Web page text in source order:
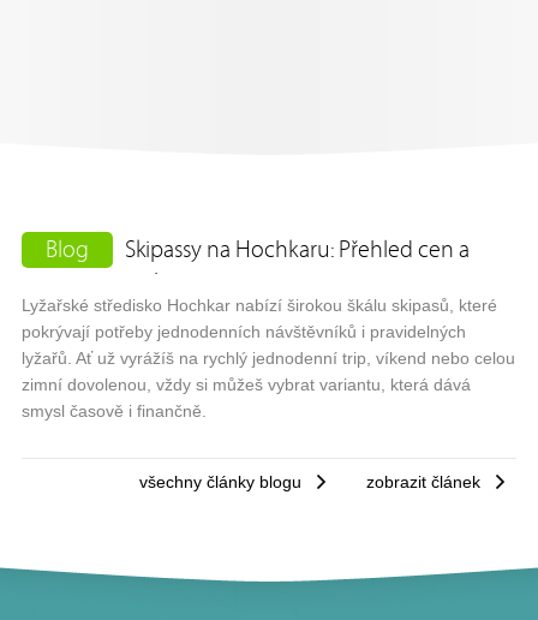
Blog
Skipassy na Hochkaru: Přehled cen a
Lyžařské středisko Hochkar nabízí širokou škálu skipasů, které
pokrývají potřeby jednodenních návštěvníků i pravidelných
lyžařů. Ať už vyrážíš na rychlý jednodenní trip, víkend nebo celou
zimní dovolenou, vždy si můžeš vybrat variantu, která dává
smysl časově i finančně.
všechny články blogu zobrazit článek